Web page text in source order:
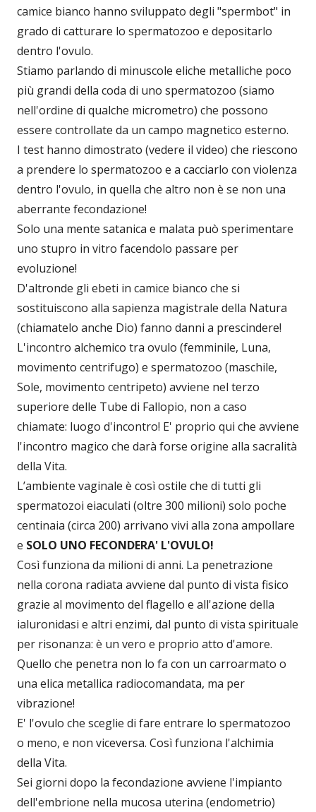
camice bianco hanno sviluppato degli "spermbot" in
grado di catturare lo spermatozoo e depositarlo
dentro l'ovulo.
Stiamo parlando di minuscole eliche metalliche poco
più grandi della coda di uno spermatozoo (siamo
nell'ordine di qualche micrometro) che possono
essere controllate da un campo magnetico esterno.
I test hanno dimostrato (vedere il video) che riescono
a prendere lo spermatozoo e a cacciarlo con violenza
dentro l'ovulo, in quella che altro non è se non una
aberrante fecondazione!
Solo una mente satanica e malata può sperimentare
uno stupro in vitro facendolo passare per
evoluzione!
D'altronde gli ebeti in camice bianco che si
sostituiscono alla sapienza magistrale della Natura
(chiamatelo anche Dio) fanno danni a prescindere!
L'incontro alchemico tra ovulo (femminile, Luna,
movimento centrifugo) e spermatozoo (maschile,
Sole, movimento centripeto) avviene nel terzo
superiore delle Tube di Fallopio, non a caso
chiamate: luogo d'incontro! E' proprio qui che avviene
l'incontro magico che darà forse origine alla sacralità
della Vita.
L’ambiente vaginale è così ostile che di tutti gli
spermatozoi eiaculati (oltre 300 milioni) solo poche
centinaia (circa 200) arrivano vivi alla zona ampollare
e SOLO UNO FECONDERA' L'OVULO!
Così funziona da milioni di anni. La penetrazione
nella corona radiata avviene dal punto di vista fisico
grazie al movimento del flagello e all'azione della
ialuronidasi e altri enzimi, dal punto di vista spirituale
per risonanza: è un vero e proprio atto d'amore.
Quello che penetra non lo fa con un carroarmato o
una elica metallica radiocomandata, ma per
vibrazione!
E' l'ovulo che sceglie di fare entrare lo spermatozoo
o meno, e non viceversa. Così funziona l'alchimia
della Vita.
Sei giorni dopo la fecondazione avviene l'impianto
dell'embrione nella mucosa uterina (endometrio)